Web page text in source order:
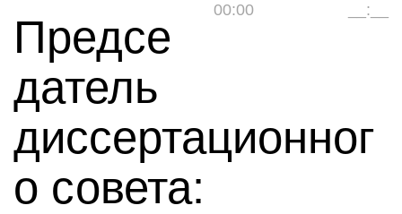
00:00 __:__
Предсе
датель
диссертационног
о совета: